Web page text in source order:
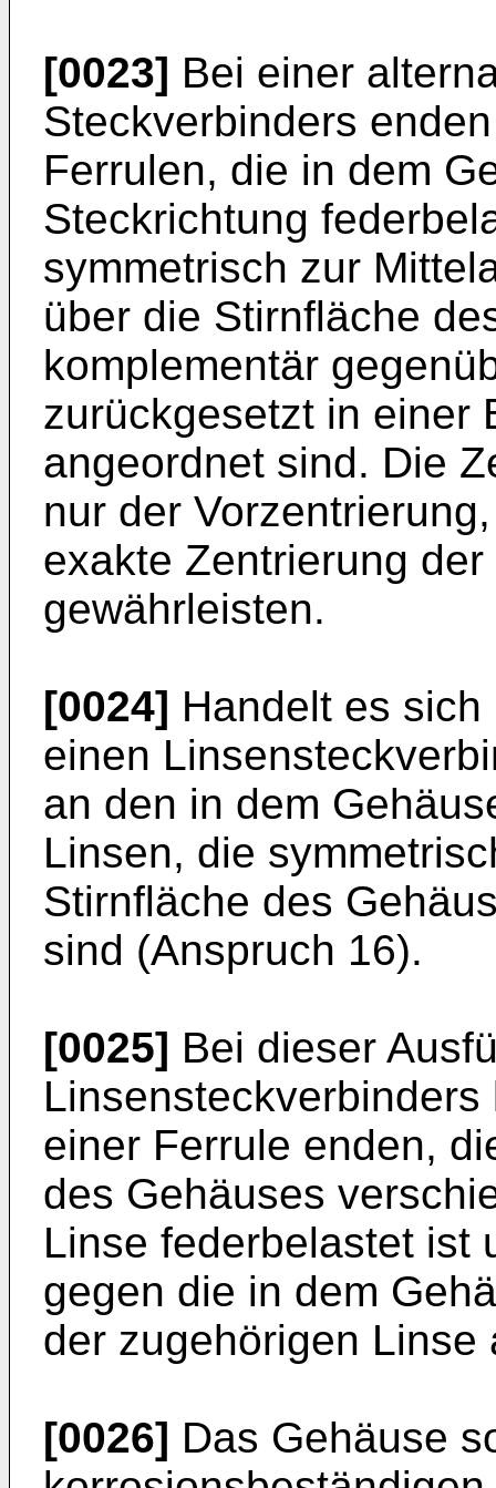
[0023] Bei einer
Steckverbinders
Ferrulen, die in dem
Steckrichtung
symmetrisch zur
über die Stirnfläche
komplementär
zurückgesetzt in einer
angeordnet sind. Die
nur der
exakte Zentrierung
gewährleisten.
[0024] Handelt es
einen
an den in dem
Linsen, die
Stirnfläche des
sind (Anspruch 16).
[0025] Bei dieser
einer Ferrule enden,
des Gehäuses
Linse federbelastet ist
gegen die in dem
der zugehörigen
[0026] Das Gehäuse